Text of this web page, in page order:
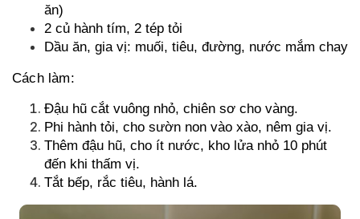
ăn)
2 củ hành tím, 2 tép tỏi
Dầu ăn, gia vị: muối, tiêu, đường, nước mắm chay
Cách làm:
Đậu hũ cắt vuông nhỏ, chiên sơ cho vàng.
Phi hành tỏi, cho sườn non vào xào, nêm gia vị.
Thêm đậu hũ, cho ít nước, kho lửa nhỏ 10 phút
đến khi thấm vị.
Tắt bếp, rắc tiêu, hành lá.